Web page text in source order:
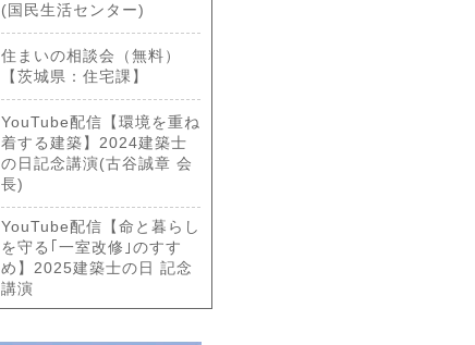
(国民生活センター)
住まいの相談会（無料）
【茨城県：住宅課】
YouTube配信【環境を重ね
着する建築】2024建築士
の日記念講演(古谷誠章 会
長)
YouTube配信【命と暮らし
を守る｢一室改修｣のすす
め】2025建築士の日 記念
講演